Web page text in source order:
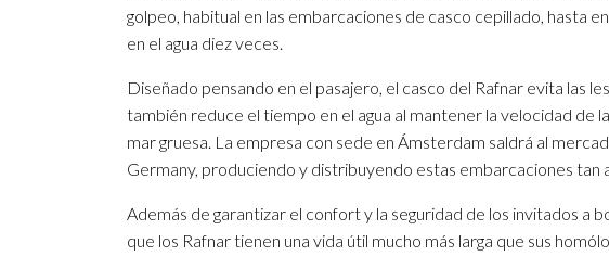
golpeo, habitual en las embarcaciones de casco cepillado, hasta
en el agua diez veces.
Diseñado pensando en el pasajero, el casco del Rafnar evita las
también reduce el tiempo en el agua al mantener la velocidad de
mar gruesa. La empresa con sede en Ámsterdam saldrá al
Germany, produciendo y distribuyendo estas embarcaciones tan
Además de garantizar el confort y la seguridad de los invitados a
que los Rafnar tienen una vida útil mucho más larga que sus